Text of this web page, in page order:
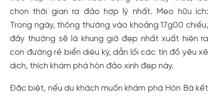
chọn thời gian ra đảo hợp lý nhất. Mẹo hữu ích:
Trong ngày, thông thường vào khoảng 17g00 chiều,
đây thường sẽ là khung giờ đẹp nhất xuất hiện ra
con đường rẻ biển diệu kỳ, dẫn lối các tín đồ yêu xê
dịch, thích khám phá hòn đảo xinh đẹp này.
Đặc biệt, nếu du khách muốn khám phá Hòn Bà kết